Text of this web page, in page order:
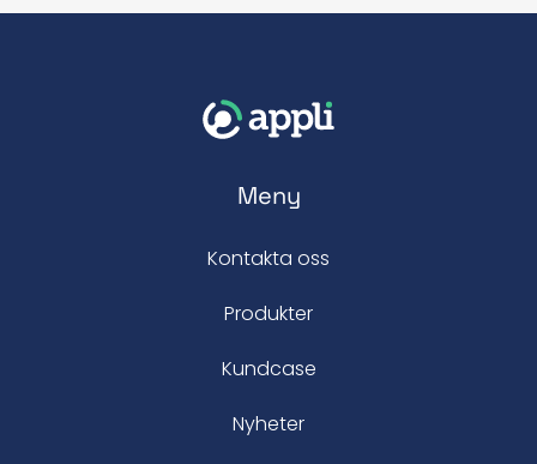
Meny
Kontakta oss
Produkter
Kundcase
Nyheter